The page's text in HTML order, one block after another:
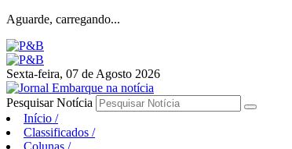
Aguarde, carregando...
Sexta-feira, 07 de Agosto 2026
Pesquisar Notícia
Início /
Classificados /
Colunas /